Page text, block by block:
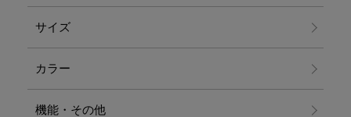
サイズ
カラー
機能・その他